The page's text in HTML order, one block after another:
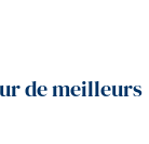
de meilleurs